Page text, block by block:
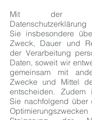
Mit der
Sie insbesondere
Zweck, Dauer und
der Verarbeitung
Daten, soweit wir
gemeinsam mit
Zwecke und Mittel
entscheiden. Zudem
Sie nachfolgend über